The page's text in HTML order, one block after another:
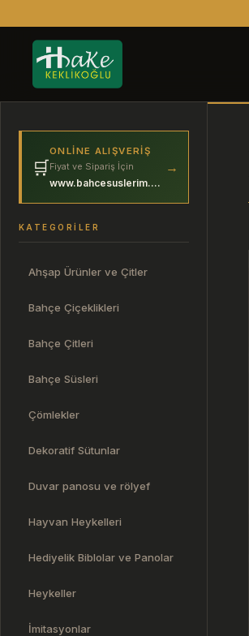
🛒
ONLINE ALIŞVERIŞ
Fiyat ve Sipariş İçin
www.bahcesuslerim.com
→
KATEGORILER
Ahşap Ürünler ve Çitler
Bahçe Çiçeklikleri
Bahçe Çitleri
Bahçe Süsleri
Çömlekler
Dekoratif Sütunlar
Duvar panosu ve rölyef
Hayvan Heykelleri
Hediyelik Biblolar ve Panolar
Heykeller
İmitasyonlar